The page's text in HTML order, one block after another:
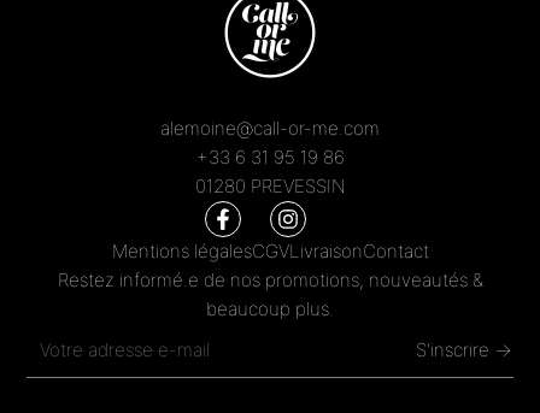
alemoine@call-or-me.com
+33 6 31 95 19 86
01280 PREVESSIN
Mentions légalesCGVLivraisonContact
Restez informé.e de nos promotions, nouveautés &
beaucoup plus.
S'inscrire →